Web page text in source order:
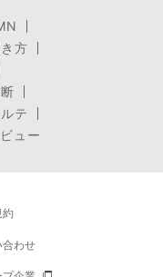
方
テ
ュー
約
合わせ